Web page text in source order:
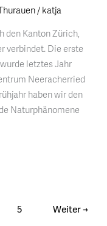
/ katja
den Kanton Zürich,
verbindet. Die erste
letztes Jahr
Neeracherried
haben wir den
Naturphänomene
5 Weiter→